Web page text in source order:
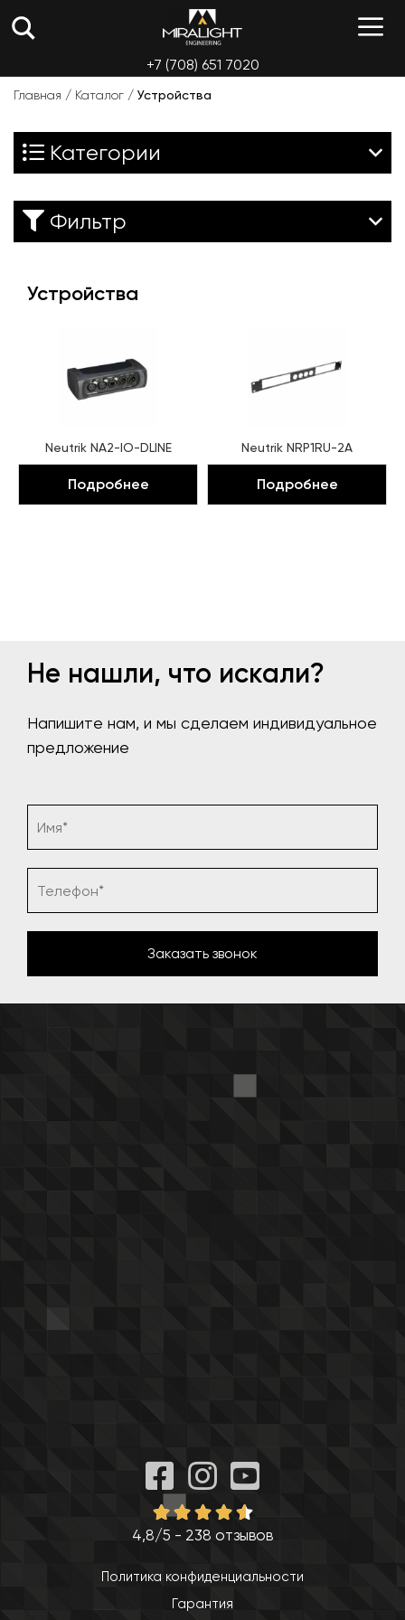
+7 (708) 651 7020
Главная / Каталог / Устройства
Устройства
Neutrik NA2-IO-DLINE
Подробнее
Neutrik NRP1RU-2A
Подробнее
Категории
Фильтр
Не нашли, что искали?
Напишите нам, и мы сделаем индивидуальное
предложение
4,8/5 - 238 отзывов
Политика конфиденциальности
Гарантия